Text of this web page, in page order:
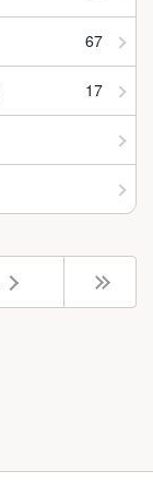
67
17